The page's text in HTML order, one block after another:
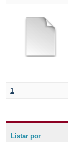
1
Listar por